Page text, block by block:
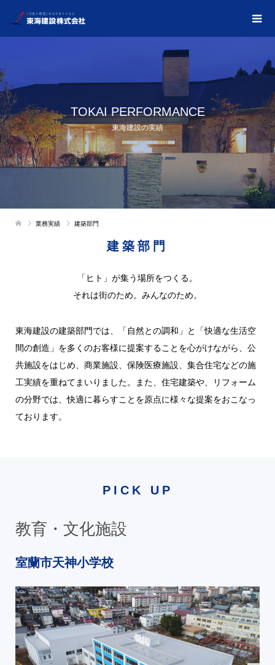
TOKAI PERFORMANCE
東海建設の実績
業務実績 建築部門
建築部門
「ヒト」が集う場所をつくる。
それは街のため。みんなのため。
東海建設の建築部門では、「自然との調和」と「快適な生活空
間の創造」を多くのお客様に提案することを心がけながら、公
共施設をはじめ、商業施設、保険医療施設、集合住宅などの施
工実績を重ねてまいりました。また、住宅建築や、リフォーム
の分野では、快適に暮らすことを原点に様々な提案をおこなっ
ております。
PICK UP
教育・文化施設
室蘭市天神小学校